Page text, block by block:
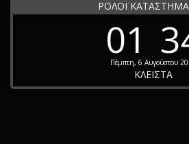
ΡΟΛΟΪ
01
Πέμπτη, 6 Αυγούστου
ΚΛΕΙΣΤΑ